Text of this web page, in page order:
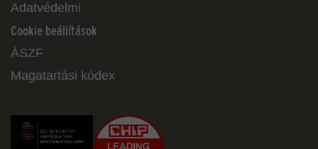
Adatvédelmi
Cookie beállítások
ÁSZF
Magatartási kódex